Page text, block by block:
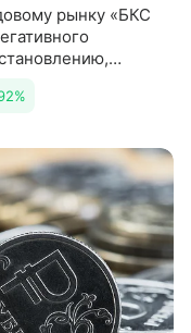
рынку «БКС